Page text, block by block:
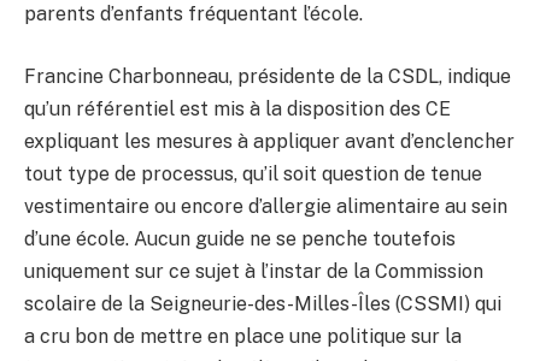
parents d’enfants fréquentant l’école.
Francine Charbonneau, présidente de la CSDL, indique
qu’un référentiel est mis à la disposition des CE
expliquant les mesures à appliquer avant d’enclencher
tout type de processus, qu’il soit question de tenue
vestimentaire ou encore d’allergie alimentaire au sein
d’une école. Aucun guide ne se penche toutefois
uniquement sur ce sujet à l’instar de la Commission
scolaire de la Seigneurie-des-Milles-Îles (CSSMI) qui
a cru bon de mettre en place une politique sur la